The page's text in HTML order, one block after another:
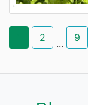
2
...
9